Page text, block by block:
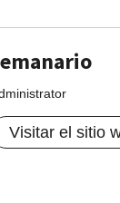
Visitar el sitio